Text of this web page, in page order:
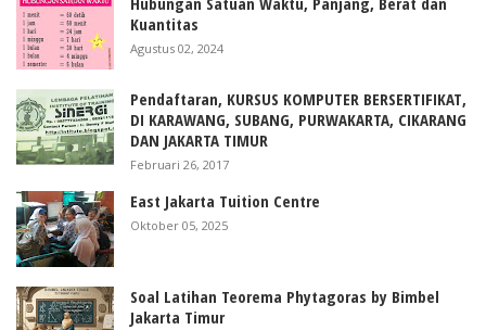
Kuantitas
Agustus 02, 2024
Pendaftaran, KURSUS KOMPUTER BERSERTIFIKAT,
DI KARAWANG, SUBANG, PURWAKARTA, CIKARANG
DAN JAKARTA TIMUR
Februari 26, 2017
East Jakarta Tuition Centre
Oktober 05, 2025
Soal Latihan Teorema Phytagoras by Bimbel
Jakarta Timur